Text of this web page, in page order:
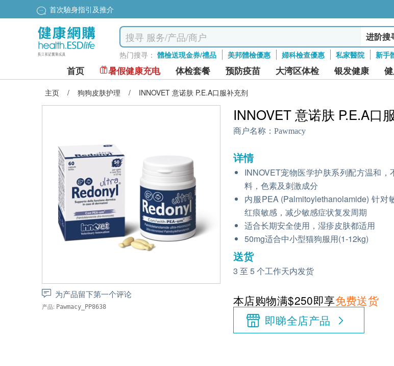
首次驗身指引及推介
进阶搜
热门搜寻： 體檢送現金券/禮品 美邦體檢優惠 婦科檢查優惠 私家醫院 新手
首页 暑假健康充电 体检套餐 预防疫苗 大湾区体检 银发健康
主页 / 狗狗皮肤护理 / INNOVET 意诺肤 P.E.A口服补充剂
为产品留下第一个评论
产品: Pawmacy_PP8638
INNOVET 意诺肤 P.E.A口
商户名称： Pawmacy
详情
INNOVET宠物医学护肤系列配方温和，
料，色素及刺激成分
内服PEA (Palmitoylethanolamide) 针对
红痕敏感，减少敏感症状复发周期
适合长期安全使用，湿疹皮肤都适用
50mg适合中小型猫狗服用(1-12kg)
送货
3 至 5 个工作天内发货
本店购物满$250即享免费送货
即睇全店产品